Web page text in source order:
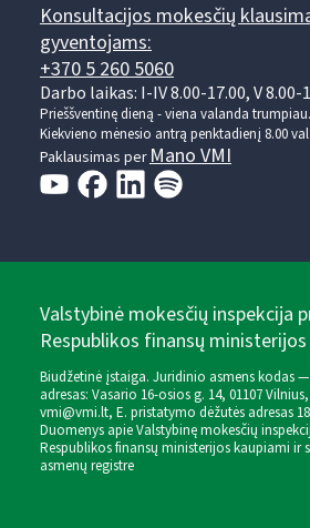
Konsultacijos mokesčių
gyventojams:
+370 5 260 5060
Darbo laikas: I-IV 8.00-17.00, V 8.00-
Prieššventinę dieną - viena valanda trumpiau.
Kiekvieno mėnesio antrą penktadienį 8.00
Paklausimas per Mano VMI
Valstybinė mokesčių inspekcija
Respublikos finansų ministerijos
Biudžetinė įstaiga. Juridinio asmens kodas —
adresas: Vasario 16-osios g. 14, 01107
vmi@vmi.lt, E. pristatymo dėžutės adresas
Duomenys apie Valstybinę mokesčių
Respublikos finansų ministerijos kaupiami ir
asmenų registre